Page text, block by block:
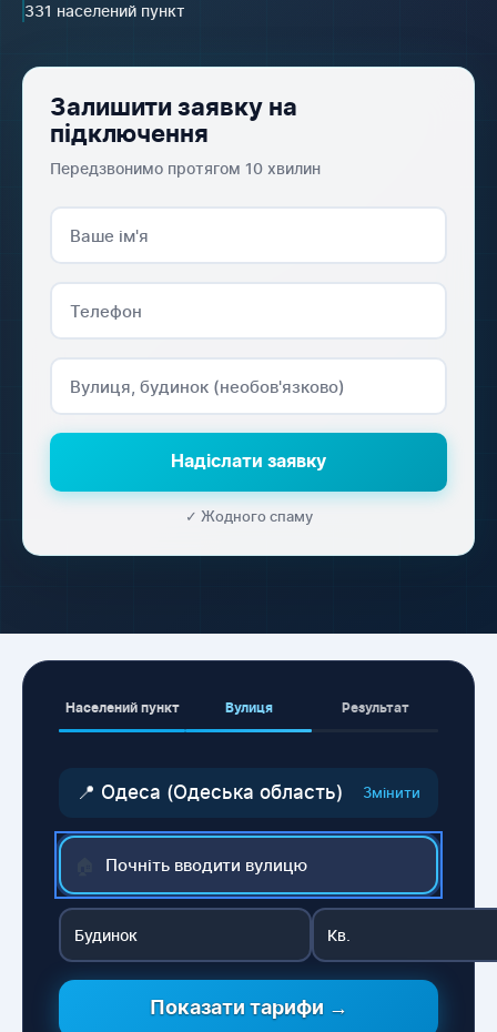
331 населений пункт
Залишити заявку на
підключення
Передзвонимо протягом 10 хвилин
Надіслати заявку
✓ Жодного спаму
Населений пункт Вулиця Результат
📍 Одеса (Одеська область) Змінити
Показати тарифи →